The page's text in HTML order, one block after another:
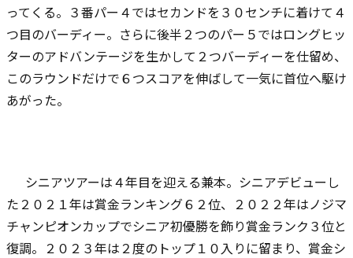
ってくる。３番パー４ではセカンドを３０センチに着けて４
つ目のバーディー。さらに後半２つのパー５ではロングヒッ
ターのアドバンテージを生かして２つバーディーを仕留め、
このラウンドだけで６つスコアを伸ばして一気に首位へ駆け
あがった。
シニアツアーは４年目を迎える兼本。シニアデビューし
た２０２１年は賞金ランキング６２位、２０２２年はノジマ
チャンピオンカップでシニア初優勝を飾り賞金ランク３位と
復調。２０２３年は２度のトップ１０入りに留まり、賞金シ